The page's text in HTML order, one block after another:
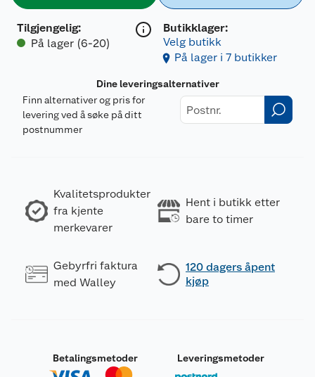
Tilgjengelig:
På lager (6-20)
Butikklager:
Velg butikk
På lager i 7 butikker
Dine leveringsalternativer
Finn alternativer og pris for
levering ved å søke på ditt
postnummer
Kvalitetsprodukter
fra kjente
merkevarer
Hent i butikk etter
bare to timer
Gebyrfri faktura
med Walley
120 dagers åpent
kjøp
Betalingsmetoder Leveringsmetoder